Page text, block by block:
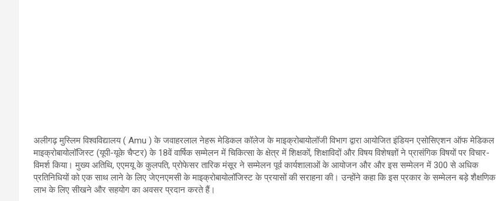
अलीगढ़ मुस्लिम विश्वविद्यालय ( Amu ) के जवाहरलाल नेहरू मेडिकल कॉलेज के माइक्रोबायोलॉजी विभाग द्वारा आयोजित इंडियन एसोसिएशन ऑफ मेडिकल
माइक्रोबायोलॉजिस्ट (यूपी-यूके चैप्टर) के 18वें वार्षिक सम्मेलन में चिकित्सा के क्षेत्र में शिक्षकों, शिक्षाविदों और विषय विशेषज्ञों ने प्रासंगिक विषयों पर विचार-
विमर्श किया। मुख्य अतिथि, एएमयू के कुलपति, प्रोफेसर तारिक मंसूर ने सम्मेलन पूर्व कार्यशालाओं के आयोजन और और इस सम्मेलन में 300 से अधिक
प्रतिनिधियों को एक साथ लाने के लिए जेएनएमसी के माइक्रोबायोलॉजिस्ट के प्रयासों की सराहना की। उन्होंने कहा कि इस प्रकार के सम्मेलन बड़े शैक्षणिक
लाभ के लिए सीखने और सहयोग का अवसर प्रदान करते हैं।